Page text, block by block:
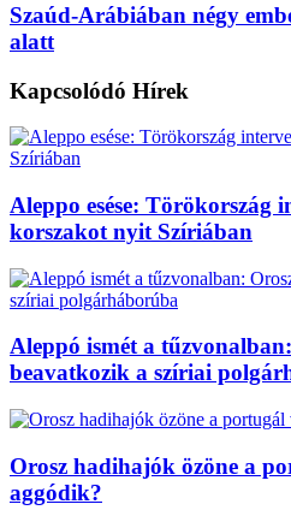
Szaúd-Arábiában négy
alatt
Kapcsolódó Hírek
Aleppo esése: Törökország
korszakot nyit Szíriában
Aleppó ismét a
beavatkozik a szíriai
Orosz hadihajók özöne a
aggódik?